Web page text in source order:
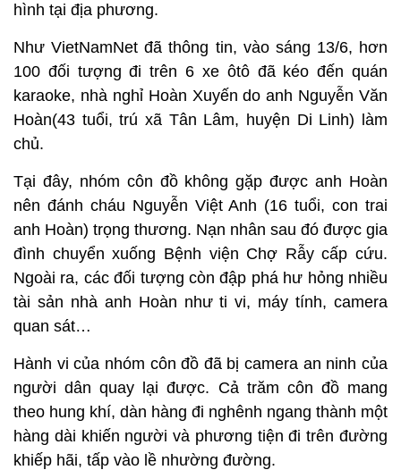
hình tại địa phương.
Như VietNamNet đã thông tin, vào sáng 13/6, hơn
100 đối tượng đi trên 6 xe ôtô đã kéo đến quán
karaoke, nhà nghỉ Hoàn Xuyến do anh Nguyễn Văn
Hoàn(43 tuổi, trú xã Tân Lâm, huyện Di Linh) làm
chủ.
Tại đây, nhóm côn đồ không gặp được anh Hoàn
nên đánh cháu Nguyễn Việt Anh (16 tuổi, con trai
anh Hoàn) trọng thương. Nạn nhân sau đó được gia
đình chuyển xuống Bệnh viện Chợ Rẫy cấp cứu.
Ngoài ra, các đối tượng còn đập phá hư hỏng nhiều
tài sản nhà anh Hoàn như ti vi, máy tính, camera
quan sát…
Hành vi của nhóm côn đồ đã bị camera an ninh của
người dân quay lại được. Cả trăm côn đồ mang
theo hung khí, dàn hàng đi nghênh ngang thành một
hàng dài khiến người và phương tiện đi trên đường
khiếp hãi, tấp vào lề nhường đường.